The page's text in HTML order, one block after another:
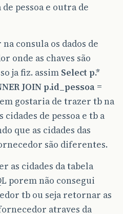
pessoa e outra de
consula os dados de
onde as chaves são
ja fiz. assim Select p.*
JOIN p.id_pessoa =
gostaria de trazer tb na
cidades de pessoa e tb a
que as cidades das
são diferentes.
as cidades da tabela
porem não consegui
tb ou seja retornar as
atraves da